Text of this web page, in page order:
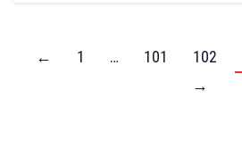
← 1 … 101 102
→